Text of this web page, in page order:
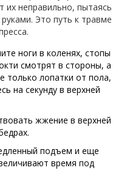
их неправильно, пытаясь
Это путь к травме
ноги в коленях, стопы
смотрят в стороны, а
только лопатки от пола,
на секунду в верхней
жжение в верхней
подъем и еще
время под